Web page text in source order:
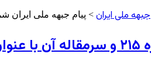
جبهه ملی ایران